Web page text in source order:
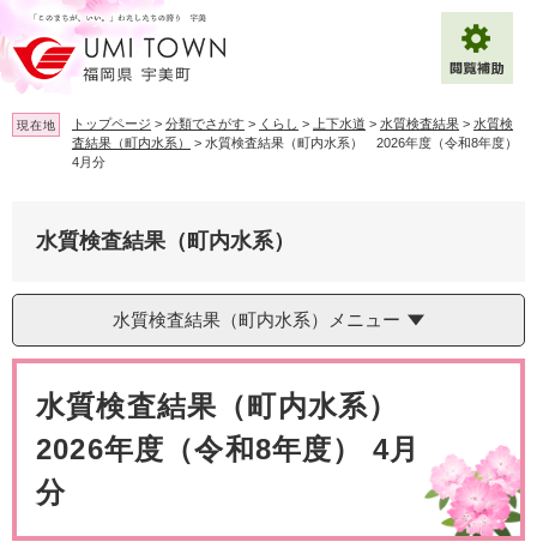
ー
ジ
の
先
頭
ニ
ュ
ー
を
飛
背景色変更 白 黒
Multilingual（English・中文・한글）
現在地 トップページ > 分類でさがす > くらし > 上下水道 > 水質検査結果 > 水質検
査結果（町内水系）
> 水質検査結果（町内水系） 2026年度（令和8年度）
4月分
水質検査結果（町内水系）
水質検査結果（町内水系）メニュー
水質検査結果（町内水系）
2026年度（令和8年度） 4月
分